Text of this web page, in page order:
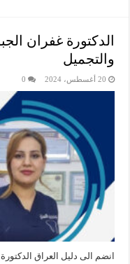
الدكتورة غفران
والتجميل
20 أغسطس، 2024 0
انضم الى دليل العراق